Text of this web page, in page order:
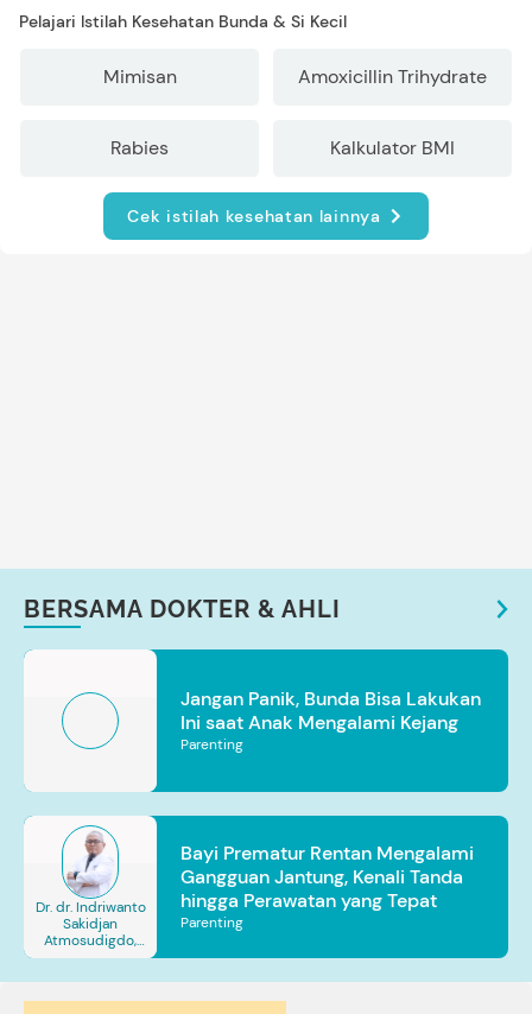
Pelajari Istilah Kesehatan Bunda & Si Kecil
Mimisan Amoxicillin Trihydrate
Rabies Kalkulator BMI
Cek istilah kesehatan lainnya
BERSAMA DOKTER & AHLI
Jangan Panik, Bunda Bisa Lakukan
Ini saat Anak Mengalami Kejang
Parenting
Dr. dr. Indriwanto
Sakidjan
Atmosudigdo,
Sp.JP(K). MARS
Bayi Prematur Rentan Mengalami
Gangguan Jantung, Kenali Tanda
hingga Perawatan yang Tepat
Parenting